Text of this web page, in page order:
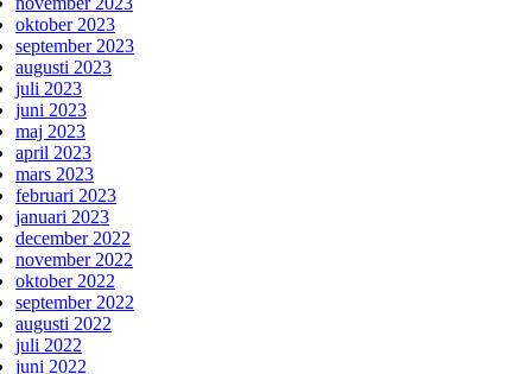
oktober 2023
september 2023
augusti 2023
juli 2023
juni 2023
maj 2023
april 2023
mars 2023
februari 2023
januari 2023
december 2022
november 2022
oktober 2022
september 2022
augusti 2022
juli 2022
juni 2022